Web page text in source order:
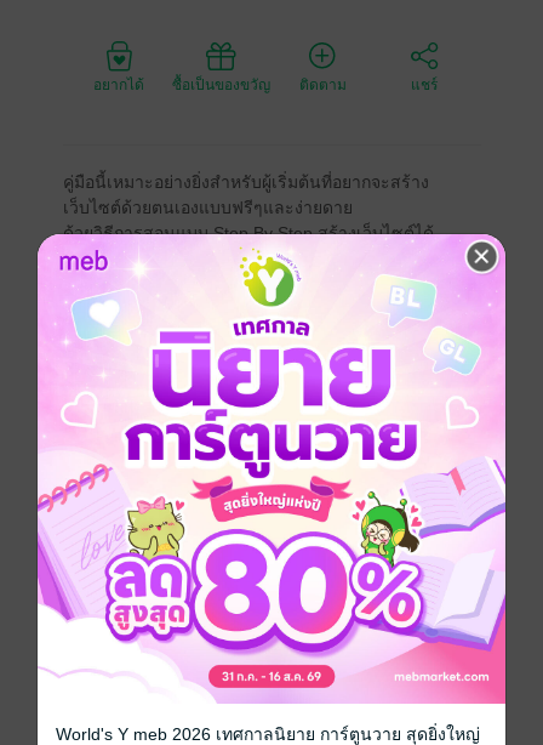
อยากได้ ซื้อเป็นของขวัญ ติดตาม แชร์
คู่มือนี้เหมาะอย่างยิ่งสำหรับผู้เริ่มต้นที่อยากจะสร้าง
เว็บไซต์ด้วยตนเองแบบฟรีๆและง่ายดาย
ด้วยวิธีการสอนแบบ Step By Step สร้างเว็บไซต์ได้
ภายใน 1 วัน
สำหรับเล่มนี้ รวบรวม4เล่มเข้าด้วยกัน ประกอบได้ด้วย
คู่มือ สอน Wordpress แบบทำได้ ใช้เป็น ฉบับสมบูรณ์
คู่มือรวบรวมโค้ดติดเว็บแบบฟรีๆให้กับเว็บไซต์ของคุณ
คู่มือสุดยอดแหล่งสร้างรายได้ให้กับเว็บไซต์ของคุณแบบ
ฟรีๆ
และคู่มือสอนวิธีสมัครหาเงินสร้างรายได้บนเว็บไซต์ของ
คุณ จาก 2 เว็บไซต์ดังระดับโลก
ประเภทไฟล์ pdf
วันที่วางขาย 09 กุมภาพันธ์ 2557
ความยาว 119 หน้า
ราคาปก 199 บาท
เรื่องที่คุณน่าจะสนใจ
World's Y meb 2026 เทศกาลนิยาย การ์ตูนวาย สุดยิ่งใหญ่